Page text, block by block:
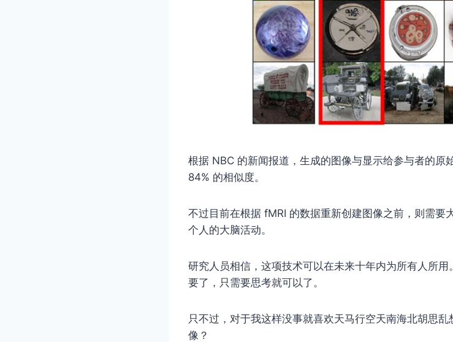
根据 NBC 的新闻报道，生成的图像与显示给参与者的原
84% 的相似度。
不过目前在根据 fMRI 的数据重新创建图像之前，则需要
个人的大脑活动。
研究人员相信，这项技术可以在未来十年内为所有人所
要了，只需要思考就可以了。
只不过，对于我这样没事就喜欢天马行空天南海北胡思
像？